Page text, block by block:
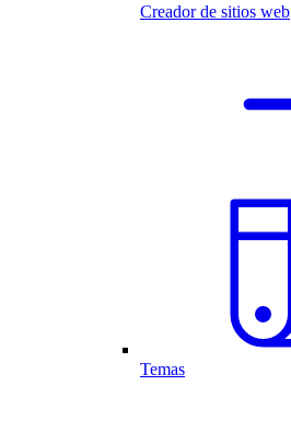
Creador de sitios web
Temas